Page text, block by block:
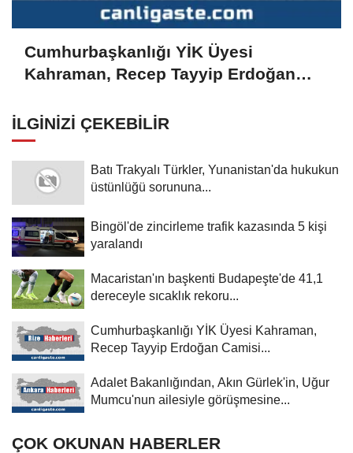
Cumhurbaşkanlığı YİK Üyesi
Kahraman, Recep Tayyip Erdoğan
İLGINIZI ÇEKEBILIR
Batı Trakyalı Türkler, Yunanistan'da hukukun
üstünlüğü sorununa...
Bingöl'de zincirleme trafik kazasında 5 kişi
yaralandı
Macaristan'ın başkenti Budapeşte'de 41,1
dereceyle sıcaklık rekoru...
Cumhurbaşkanlığı YİK Üyesi Kahraman,
Recep Tayyip Erdoğan Camisi...
Adalet Bakanlığından, Akın Gürlek'in, Uğur
Mumcu'nun ailesiyle görüşmesine...
ÇOK OKUNAN HABERLER